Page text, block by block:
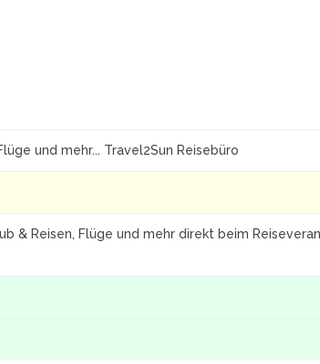
und mehr... Travel2Sun Reisebüro
& Reisen, Flüge und mehr direkt beim